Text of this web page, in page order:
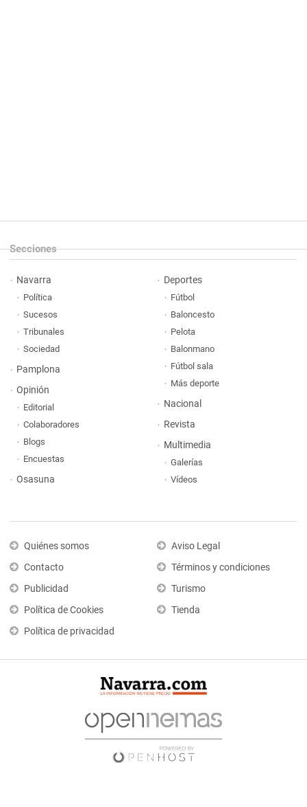
Secciones
Navarra
Política
Sucesos
Tribunales
Sociedad
Pamplona
Opinión
Editorial
Colaboradores
Blogs
Encuestas
Osasuna
Deportes
Fútbol
Baloncesto
Pelota
Balonmano
Fútbol sala
Más deporte
Nacional
Revista
Multimedia
Galerías
Vídeos
Quiénes somos
Contacto
Publicidad
Política de Cookies
Política de privacidad
Aviso Legal
Términos y condiciones
Turismo
Tienda